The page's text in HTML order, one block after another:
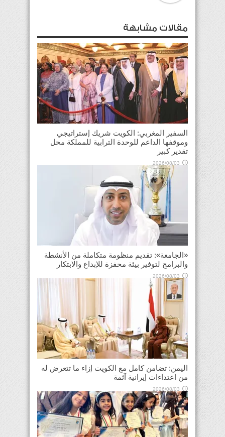
مقالات مشابهة
السفير المغربي: الكويت شريك إستراتيجي
وموقفها الداعم للوحدة الترابية للمملكة محل
تقدير كبير
2026/08/03
«الجامعة»: تقديم منظومة متكاملة من الأنشطة
والبرامج لتوفير بيئة محفزة للإبداع والابتكار
2026/08/03
اليمن: تضامن كامل مع الكويت إزاء ما تتعرض له
من اعتداءات إيرانية آثمة
2026/08/03